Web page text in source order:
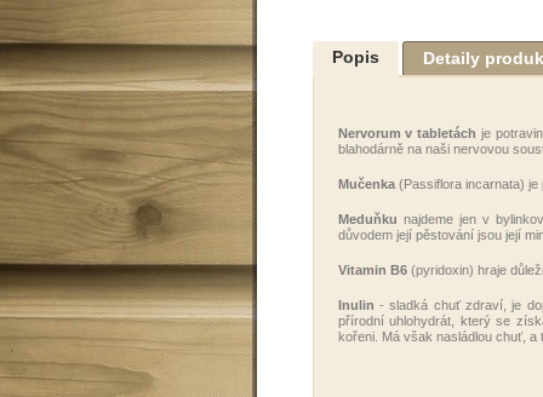
Popis Detaily
Nervorum v tabletách je
blahodárně na naši nervovou
Mučenka(Passiflora incarnata) je
Meduňku najdeme jen v
důvodem její pěstování jsou její
Vitamin B6(pyridoxin) hraje
Inulin - sladká chuť zdraví, je
přírodní uhlohydrát, který se
kořeni. Má však nasládlou chuť, a